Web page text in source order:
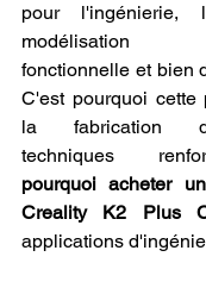
pour l'ingénierie,
modélisation
fonctionnelle et bien
C'est pourquoi cette
la fabrication
pourquoi acheter
Creality K2 Plus
applications